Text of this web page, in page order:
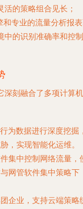
的策略组合见长；
和专业的流量分析报
中的识别准确率和控制
深刻融合了多项计算机
为数据进行深度挖掘
，实现智能化运维。
件集中控制网络流量，
网管软件集中策略下
企业，支持云端策略